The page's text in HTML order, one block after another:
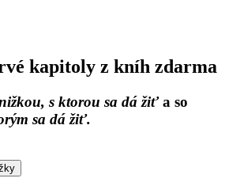
kapitoly z kníh zdarma
s ktorou sa dá žiťa so
sa dá žiť.